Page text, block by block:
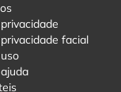
facial